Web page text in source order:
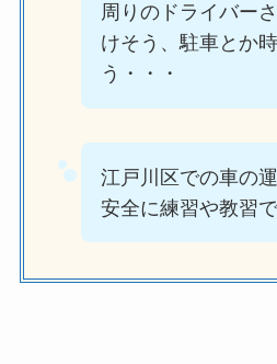
周りのドライバー
けそう、駐車とか
う・・・
江戸川区での車の運
安全に練習や教習